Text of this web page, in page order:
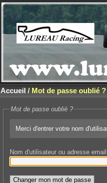
Accueil/ Mot de passe oublié ?
Mot de passe oublié ?
Merci d'entrer votre nom
Nom d'utilisateur ou adresse email